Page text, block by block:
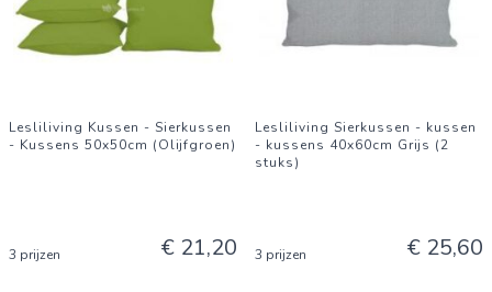
Lesliliving Kussen - Sierkussen
- Kussens 50x50cm (Olijfgroen)
3 prijzen € 21,20
Lesliliving Sierkussen - kussen
- kussens 40x60cm Grijs (2
stuks)
3 prijzen € 25,60